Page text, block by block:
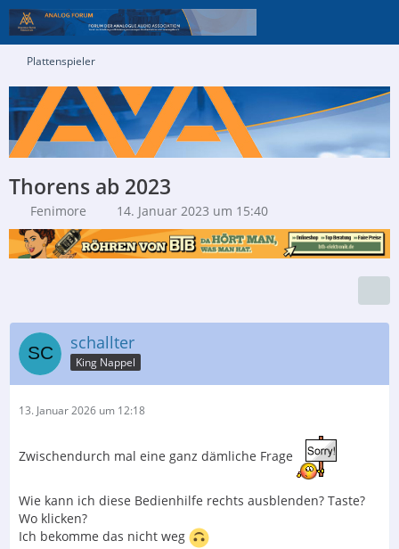
Plattenspieler
Thorens ab 2023
Fenimore 14. Januar 2023 um 15:40
schallter
King Nappel
13. Januar 2026 um 12:18
Zwischendurch mal eine ganz dämliche Frage
Wie kann ich diese Bedienhilfe rechts ausblenden? Taste?
Wo klicken?
Ich bekomme das nicht weg